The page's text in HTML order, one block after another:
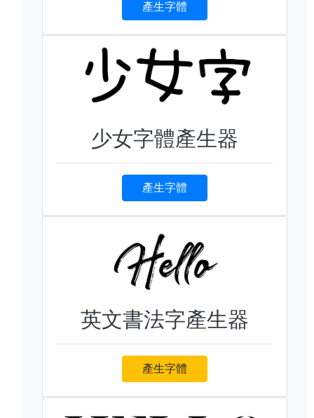
產生字體
少女字體產生器
產生字體
英文書法字產生器
產生字體